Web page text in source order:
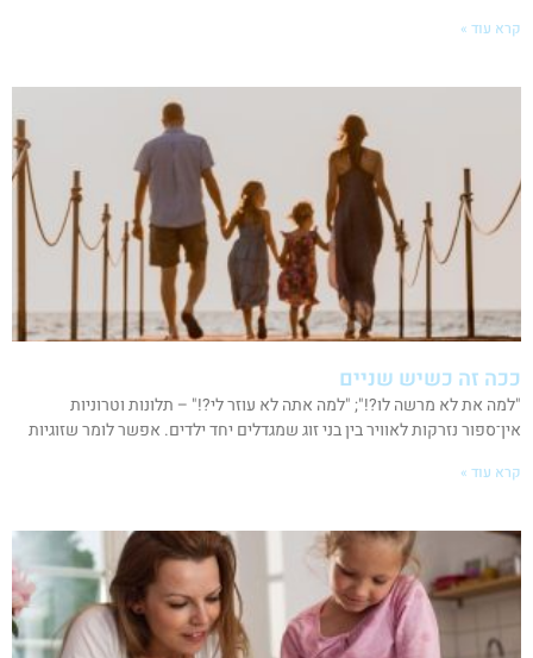
קרא עוד »
ככה זה כשיש שניים
"למה את לא מרשה לו?!"; "למה אתה לא עוזר לי?!" – תלונות וטרוניות
אין־ספור נזרקות לאוויר בין בני זוג שמגדלים יחד ילדים. אפשר לומר שזוגיות
קרא עוד »